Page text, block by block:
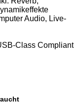
Audio, Live-
Class Compliant